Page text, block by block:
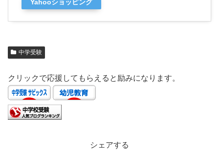
Yahooショッピング
中学受験
クリックで応援してもらえると励みになります。
シェアする